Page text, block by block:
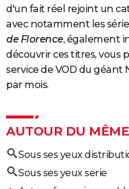
d'un fait réel rejoint un
avec notamment les
de Florence, également
découvrir ces titres, vous
service de VOD du géant
par mois.
AUTOUR DU
Sous ses yeux
Sous ses yeux serie